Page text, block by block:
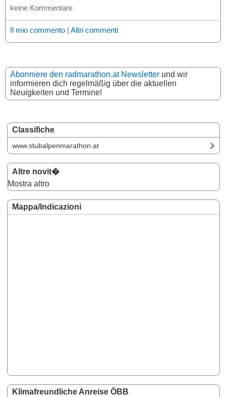
Classifiche
www.stubalpenmarathon.at
Altre novit�
Mostra altro
Mappa/Indicazioni
Klimafreundliche Anreise ÖBB
keine Kommentare
Il mio commento | Altri commenti
Abonniere den radmarathon.at Newsletter und wir
informieren dich regelmäßig über die aktuellen
Neuigkeiten und Termine!